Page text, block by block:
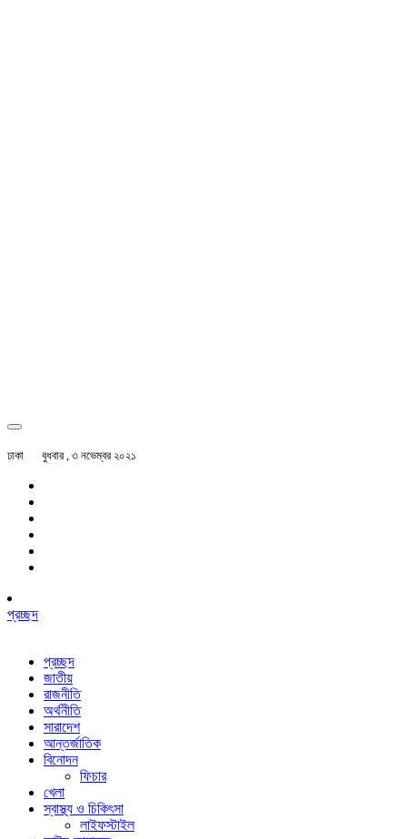
ঢাকা বুধবার , ৩ নভেম্বর ২০২১
প্রচ্ছদ
প্রচ্ছদ
জাতীয়
রাজনীতি
অর্থনীতি
সারাদেশ
আন্তর্জাতিক
বিনোদন
ফিচার
খেলা
স্বাস্থ্য ও চিকিৎসা
লাইফস্টাইল